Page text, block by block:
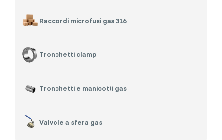
Raccordi microfusi gas 316
Tronchetti clamp
Tronchetti e manicotti gas
Valvole a sfera gas